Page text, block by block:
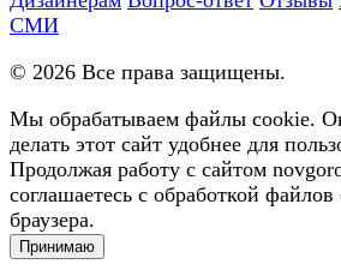
СМИ
© 2026 Все права защищены.
Мы обрабатываем файлы cookie.
делать этот сайт удобнее для
Продолжая работу с сайтом
соглашаетесь с обработкой
браузера.
Принимаю